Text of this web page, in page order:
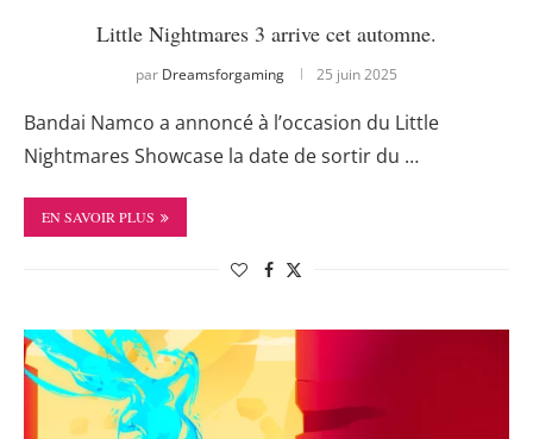
Little Nightmares 3 arrive cet automne.
par Dreamsforgaming 25 juin 2025
Bandai Namco a annoncé à l’occasion du Little
Nightmares Showcase la date de sortir du …
EN SAVOIR PLUS